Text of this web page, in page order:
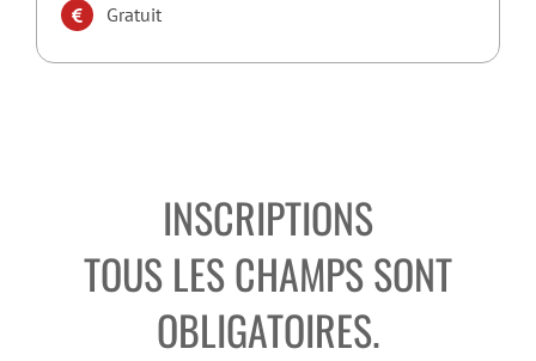
Gratuit
INSCRIPTIONS
TOUS LES CHAMPS SONT
OBLIGATOIRES.